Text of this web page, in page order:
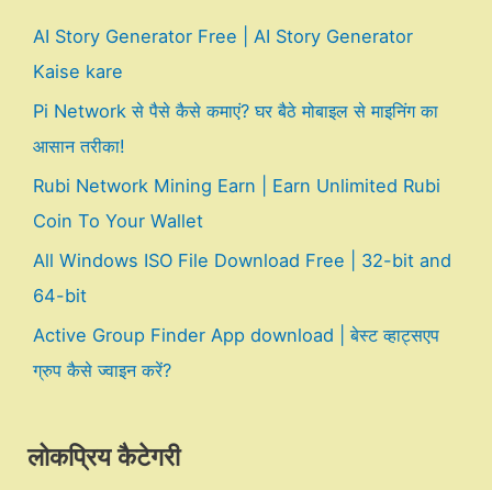
AI Story Generator Free | AI Story Generator
Kaise kare
Pi Network से पैसे कैसे कमाएं? घर बैठे मोबाइल से माइनिंग का
आसान तरीका!
Rubi Network Mining Earn | Earn Unlimited Rubi
Coin To Your Wallet
All Windows ISO File Download Free | 32-bit and
64-bit
Active Group Finder App download | बेस्ट व्हाट्सएप
ग्रुप कैसे ज्वाइन करें?
लोकप्रिय कैटेगरी